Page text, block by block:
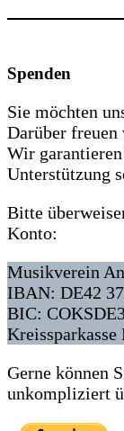
Spenden
Sie möchten
Darüber freuen
Wir
Unterstützung
Bitte
Konto:
Musikverein
IBAN: DE42
BIC:
Kreissparkasse
Gerne können
unkompliziert